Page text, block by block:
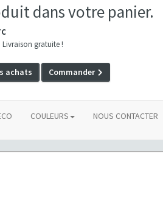
dans votre panier.
Livraison gratuite !
achats Commander
COULEURS NOUS CONTACTER